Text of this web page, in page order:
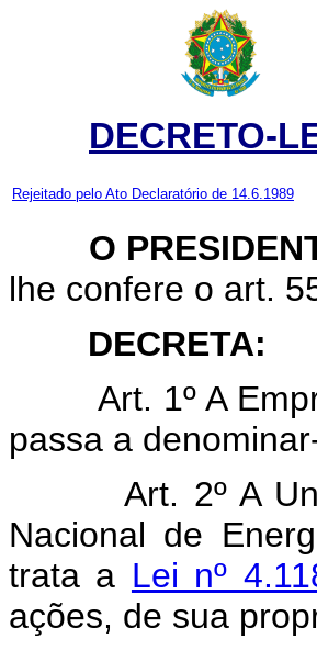
DECRETO-
Rejeitado pelo Ato Declaratório de 14.6.1989
O
lhe confere o art.
DECRETA:
Art. 1º A
passa a
Art. 2º A União
Nacional de
trata a Lei nº
ações, de sua